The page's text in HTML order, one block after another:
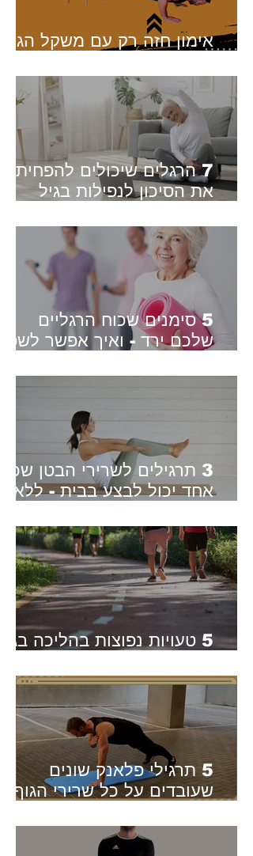
אימון חזה רק עם משקל הגוף
7 הרגלים שיכולים להפחית
את הסיכון לנפילות בגיל
5 סימנים שכוח הרגליים
שלכם ירד - ואיך אפשר
3 תרגילים לשרירי הבטן שכל
אחד יכול לבצע בבית - ללא
5 טעויות נפוצות בהליכה
5 תרגילי פלאנק שונים
שעובדים על כל שרירי הגוף -